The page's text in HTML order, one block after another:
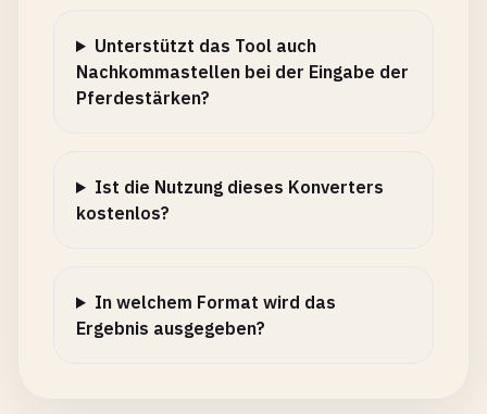
Unterstützt das Tool auch
Nachkommastellen bei der Eingabe der
Pferdestärken?
Ist die Nutzung dieses Konverters
kostenlos?
In welchem Format wird das
Ergebnis ausgegeben?